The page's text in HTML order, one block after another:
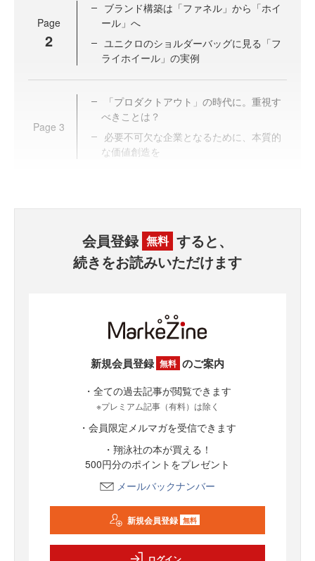
Page
2
ブランド構築は「ファネル」から「ホイ
ール」へ
ユニクロのショルダーバッグに見る「フ
ライホイール」の実例
Page 3
「プロダクトアウト」の時代に。重視す
べきことは？
必要不可欠な企業となるために、本質的
な価値創造を
会員登録 無料 すると、
続きをお読みいただけます
新規会員登録 無料 のご案内
・全ての過去記事が閲覧できます
※プレミアム記事（有料）は除く
・会員限定メルマガを受信できます
・翔泳社の本が買える！
500円分のポイントをプレゼント
メールバックナンバー
新規会員登録 無料